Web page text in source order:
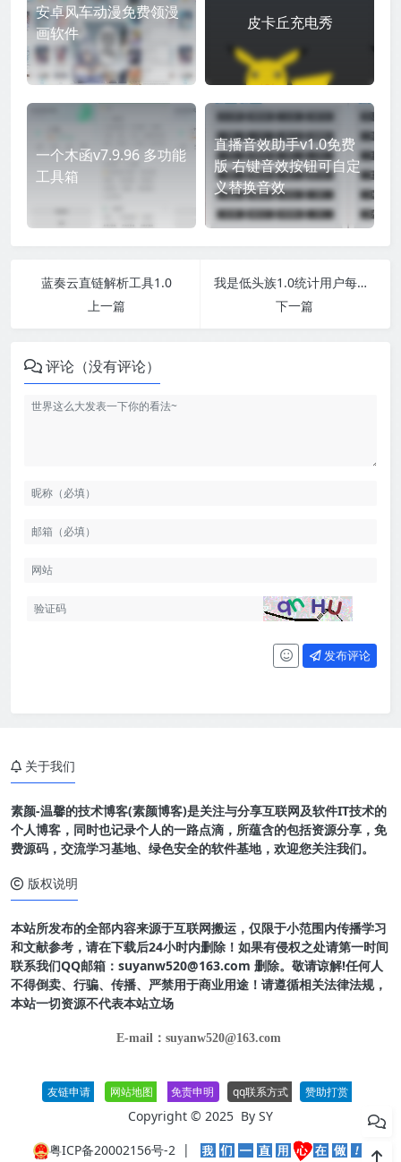
安卓风车动漫免费领漫
画软件
皮卡丘充电秀
一个木函v7.9.96 多功能
工具箱
直播音效助手v1.0免费
版 右键音效按钮可自定
义替换音效
蓝奏云直链解析工具1.0
上一篇
我是低头族1.0统计用户每天使用手机的时间
下一篇
评论（没有评论）
发布评论
关于我们
素颜-温馨的技术博客(素颜博客)是关注与分享互联网及软件IT技术的
个人博客，同时也记录个人的一路点滴，所蕴含的包括资源分享，免
费源码，交流学习基地、绿色安全的软件基地，欢迎您关注我们。
版权说明
本站所发布的全部内容来源于互联网搬运，仅限于小范围内传播学习
和文献参考，请在下载后24小时内删除！如果有侵权之处请第一时间
联系我们QQ邮箱：suyanw520@163.com 删除。敬请谅解!任何人
不得倒卖、行骗、传播、严禁用于商业用途！请遵循相关法律法规，
本站一切资源不代表本站立场
E-mail：suyanw520@163.com
友链申请 网站地图 免责申明 qq联系方式 赞助打赏
Copyright © 2025 By SY
粤ICP备20002156号-2 |